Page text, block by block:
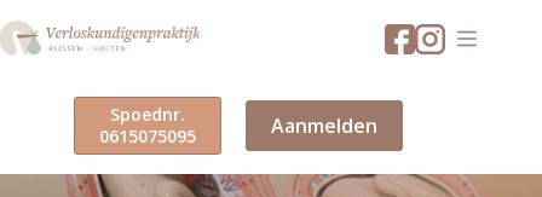
naar
de
Spoednr.
0615075095
Aanmelden